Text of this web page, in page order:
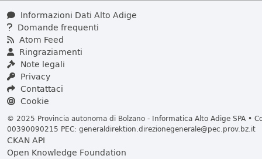
Informazioni Dati Alto Adige
Domande frequenti
Atom Feed
Ringraziamenti
Note legali
Privacy
Contattaci
Cookie
© 2025 Provincia autonoma di Bolzano - Informatica Alto Adige SPA •
00390090215 PEC: generaldirektion.direzionegenerale@pec.prov.bz.it
CKAN API
Open Knowledge Foundation